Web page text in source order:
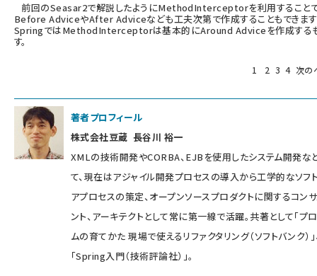
前回のSeasar2で解説したようにMethodInterceptorを利用すること
Before AdviceやAfter Adviceなども工夫次第で作成することもできます
SpringではMethodInterceptorは基本的にAround Adviceを作成する
す。
1 2 3 4 次の
著者プロフィール
株式会社豆蔵 長谷川 裕一
XMLの技術開発やCORBA、EJBを使用したシステム開発な
て、現在はアジャイル開発プロセスの導入から工学的なソフ
アプロセスの策定、オープンソースプロダクトに関するコン
ント、アーキテクトとして常に第一線で活躍。共著として「プ
ムの育てかた 現場で使えるリファクタリング（ソフトバンク）」
「Spring入門（技術評論社）」。